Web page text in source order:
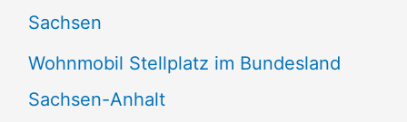
Sachsen
Wohnmobil Stellplatz im Bundesland
Sachsen-Anhalt